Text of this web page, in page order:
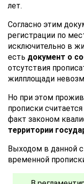
лет.
Согласно этим
регистрации по
исключительно в
есть документ о
отсутствия
жилплощади
Но при этом
прописки
факт законом
территории
Выходом в данной
временной